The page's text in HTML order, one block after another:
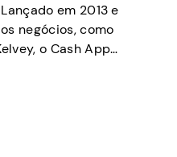
em 2013 e
negócios, como
o Cash App